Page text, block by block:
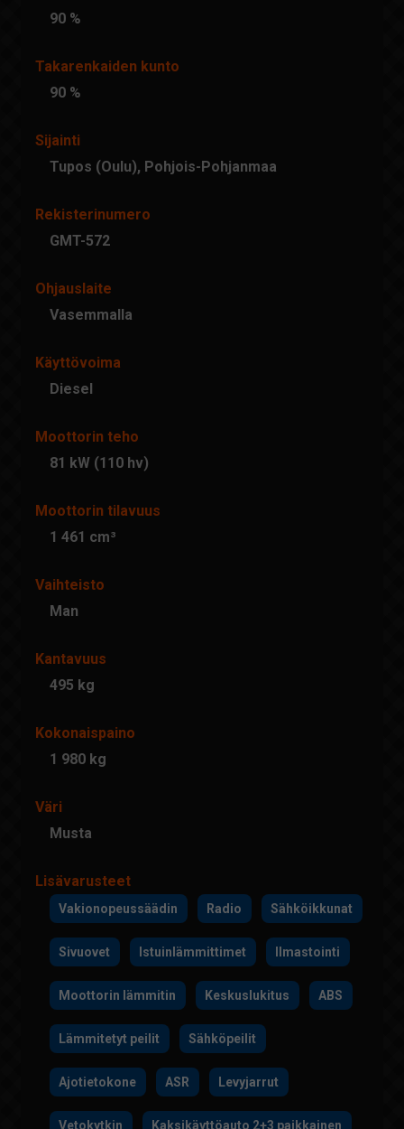
90 %
Takarenkaiden kunto
90 %
Sijainti
Tupos (Oulu), Pohjois-Pohjanmaa
Rekisterinumero
GMT-572
Ohjauslaite
Vasemmalla
Käyttövoima
Diesel
Moottorin teho
81 kW (110 hv)
Moottorin tilavuus
1 461 cm³
Vaihteisto
Man
Kantavuus
495 kg
Kokonaispaino
1 980 kg
Väri
Musta
Lisävarusteet
Vakionopeussäädin Radio Sähköikkunat
Sivuovet Istuinlämmittimet Ilmastointi
Moottorin lämmitin Keskuslukitus ABS
Lämmitetyt peilit Sähköpeilit
Ajotietokone ASR Levyjarrut
Vetokytkin Kaksikäyttöauto 2+3 paikkainen